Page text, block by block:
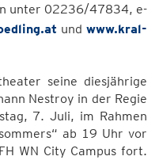
unter 02236/47834, e-
und www.kral-
seine diesjährige
Nestroy in der Regie
7. Juli, im Rahmen
ab 19 Uhr vor
WN City Campus fort.